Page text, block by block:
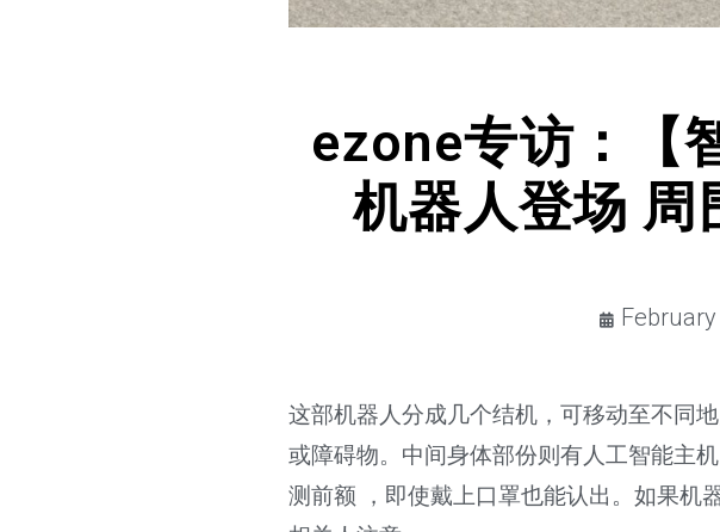
ezone专访：【
机器人登场 周
这部机器人分成几个结机，可移动至不同
或障碍物。中间身体部份则有人工智能主
测前额 ，即使戴上口罩也能认出。如果机